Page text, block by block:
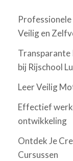
Professionele
Veilig en
Transparante
bij Rijschool
Leer Veilig
Effectief
ontwikkeling
Ontdek Je
Cursussen